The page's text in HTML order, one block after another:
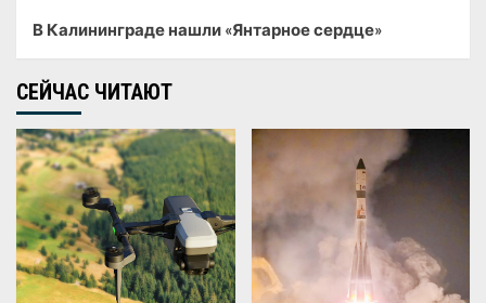
В Калининграде нашли «Янтарное сердце»
СЕЙЧАС ЧИТАЮТ